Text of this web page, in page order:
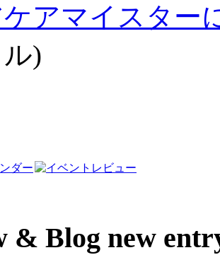
アマイスター
)
& Blog new